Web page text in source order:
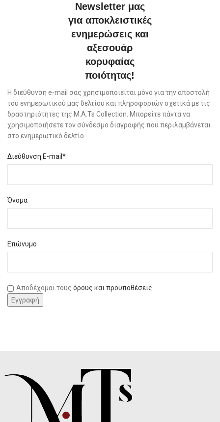
Newsletter μας
για αποκλειστικές
ενημερώσεις και
αξεσουάρ
κορυφαίας
ποιότητας!
Η διεύθυνση e-mail σας χρησιμοποιείται μόνο για την αποστολή
του ενημερωτικού μας δελτίου και πληροφοριών σχετικά με τις
δραστηριότητες της M.A.Ts Collection. Μπορείτε πάντα να
χρησιμοποιήσετε τον σύνδεσμο διαγραφής που περιλαμβάνεται
στο ενημερωτικό δελτίο.
Διεύθυνση E-mail*
Όνομα
Επώνυμο
Αποδέχομαι τους όρους και προϋποθέσεις